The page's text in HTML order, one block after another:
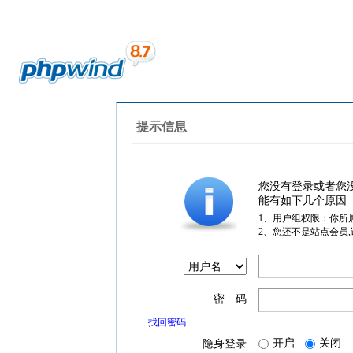
提示信息
您没有登录或者您
能有如下几个原因
1、用户组权限：你所
2、您还不是站点会员
密 码
找回密码
隐身登录 开启 关闭